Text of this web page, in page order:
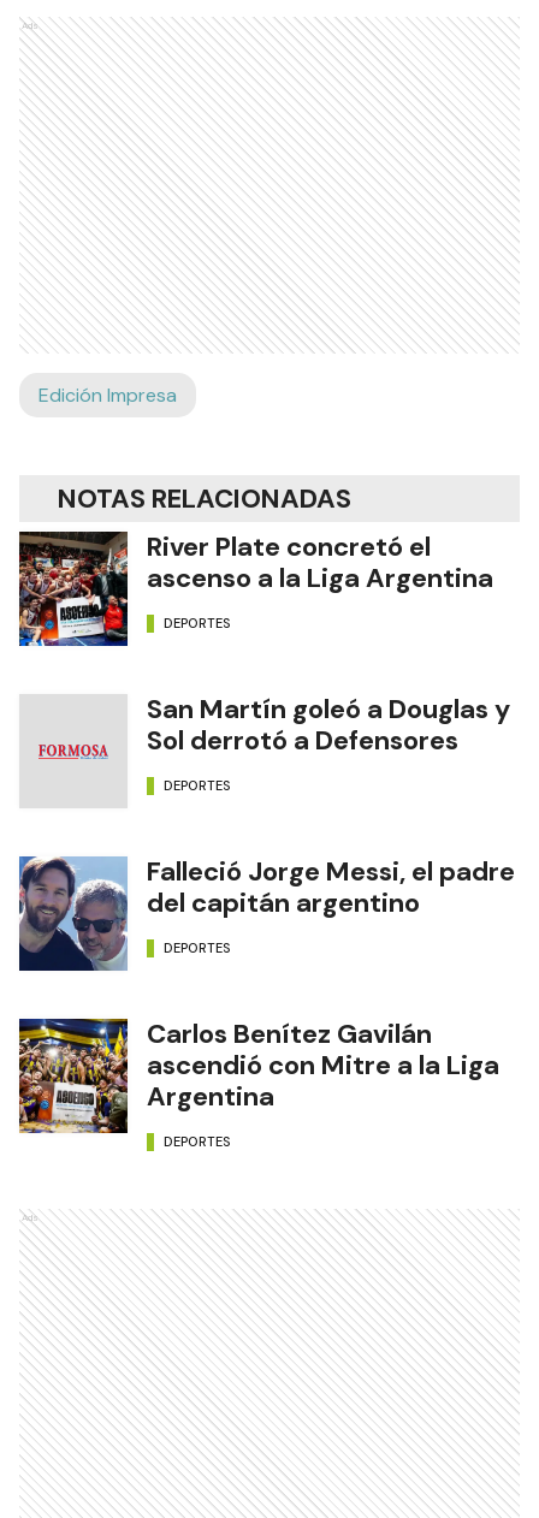
Ads
Edición Impresa
NOTAS RELACIONADAS
River Plate concretó el
ascenso a la Liga Argentina
DEPORTES
San Martín goleó a Douglas y
Sol derrotó a Defensores
DEPORTES
Falleció Jorge Messi, el padre
del capitán argentino
DEPORTES
Carlos Benítez Gavilán
ascendió con Mitre a la Liga
Argentina
DEPORTES
Ads